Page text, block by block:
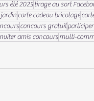
été 2025tirage au sort
carte cadeau bricolage
concours gratuit
amis concoursmulti-